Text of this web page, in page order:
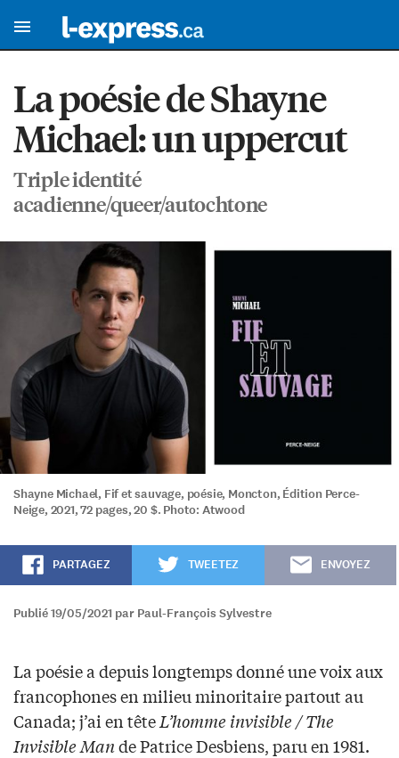
La poésie de Shayne
Michael: un uppercut
Triple identité
acadienne/queer/autochtone
Shayne Michael, Fif et sauvage, poésie, Moncton, Édition Perce-
Neige, 2021, 72 pages, 20 $. Photo: Atwood
PARTAGEZ TWEETEZ ENVOYEZ
Publié 19/05/2021 par Paul-François Sylvestre
La poésie a depuis longtemps donné une voix aux
francophones en milieu minoritaire partout au
Canada; j’ai en têteL’homme invisible / The
Invisible Mande Patrice Desbiens, paru en 1981.